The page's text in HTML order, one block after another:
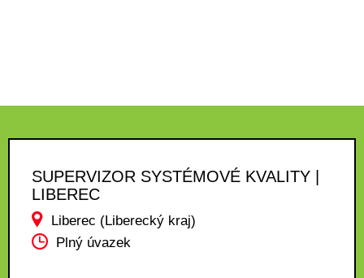
SUPERVIZOR SYSTÉMOVÉ KVALITY |
LIBEREC
Liberec (Liberecký kraj)
Plný úvazek